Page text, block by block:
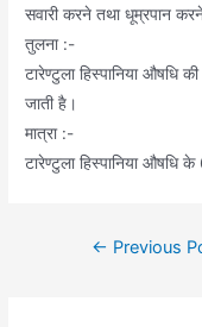
सवारी करने तथा धूम्रपान
तुलना :-
टारेण्टुला हिस्पानिया औषधि
जाती है।
मात्रा :-
टारेण्टुला हिस्पानिया औषधि
Post← Previous